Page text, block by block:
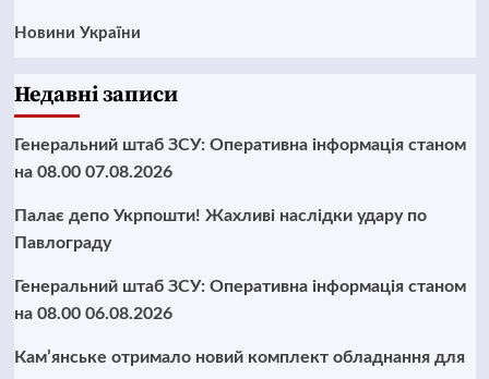
Новини України
Недавні записи
Генеральний штаб ЗСУ: Оперативна інформація станом
на 08.00 07.08.2026
Палає депо Укрпошти! Жахливі наслідки удару по
Павлограду
Генеральний штаб ЗСУ: Оперативна інформація станом
на 08.00 06.08.2026
Кам’янське отримало новий комплект обладнання для